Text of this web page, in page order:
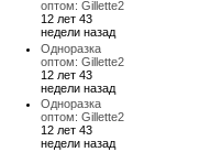
оптом: Gillette2
12 лет 43
недели назад
Одноразка
оптом: Gillette2
12 лет 43
недели назад
Одноразка
оптом: Gillette2
12 лет 43
недели назад